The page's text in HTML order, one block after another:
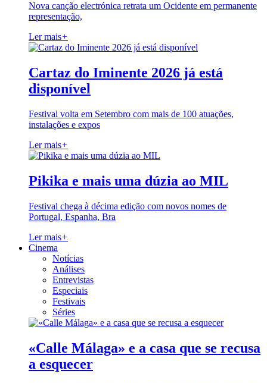
Nova canção electrónica retrata um Ocidente em permanente
representação,
Ler mais+
Cartaz do Iminente 2026 já está
disponível
Festival volta em Setembro com mais de 100 atuações,
instalações e expos
Ler mais+
Pikika e mais uma dúzia ao MIL
Festival chega à décima edição com novos nomes de
Portugal, Espanha, Bra
Ler mais+
Cinema
Notícias
Análises
Entrevistas
Especiais
Festivais
Séries
«Calle Málaga» e a casa que se recusa
a esquecer